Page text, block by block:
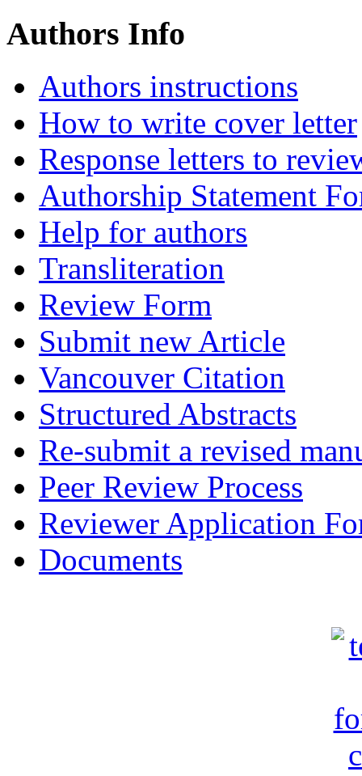
Authors Info
Authors instructions
How to write cover letter
Response letters to
Authorship Statement
Help for authors
Transliteration
Review Form
Submit new Article
Vancouver Citation
Structured Abstracts
Re-submit a revised
Peer Review Process
Reviewer Application
Documents